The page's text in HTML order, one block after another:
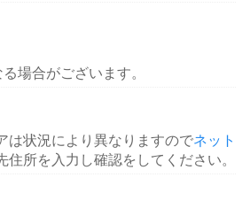
場合がございます。
は状況により異なりますのでネット
住所を入力し確認をしてください。